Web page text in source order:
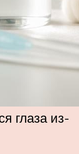
глаза из-